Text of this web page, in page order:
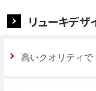
リューキデ
高いクオリティで